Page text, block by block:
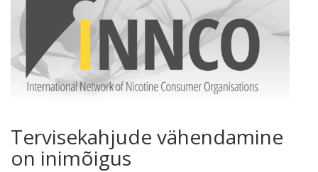
Tervisekahjude vähendamine
on inimõigus